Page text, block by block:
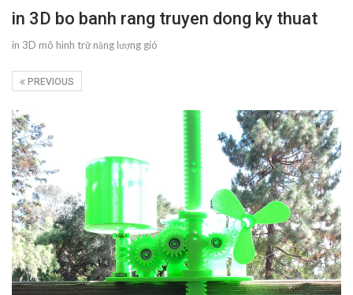
in 3D bo banh rang truyen dong ky thuat
in 3D mô hình trữ năng lượng gió
PREVIOUS